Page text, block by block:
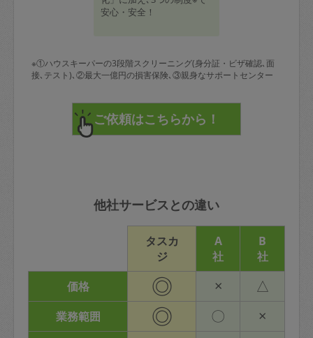
安心・安全！
※①ハウスキーパーの3段階スクリーニング(身分証・ビザ確認､面
接､テスト)､②最大一億円の損害保険､③親身なサポートセンター
他社サービスとの違い
タスカ
ジ
A
社
B
社
価格
◎ × △
業務範囲 ◎ 〇 ×